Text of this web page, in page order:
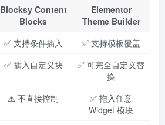
Blocksy Content
Blocks
Elementor
Theme Builder
✅ 支持条件插入
✅ 支持模板覆盖
✅ 插入自定义块
✅ 可完全自定义替
换
⚠️ 不直接控制
✅ 拖入任意
Widget 模块